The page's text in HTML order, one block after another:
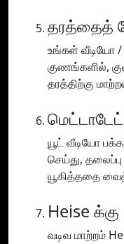
தரத்தைத்
உங்கள் வீடியோ
குணங்களில்,
தரத்திற்கு
யூட் வீடியோ
செய்து,
யூகித்ததை
Heise
வடிவ மாற்றம்